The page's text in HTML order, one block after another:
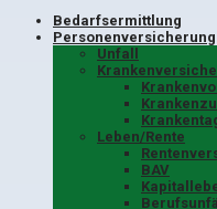
Bedarfsermittlung
Personenversicherung
Unfall
Leben/Rente
BAV